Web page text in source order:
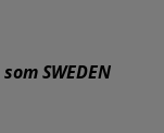
SWEDEN